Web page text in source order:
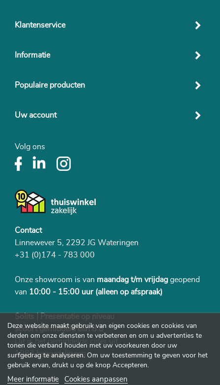
Klantenservice
Informatie
Populaire producten
Uw account
Volg ons
Contact
Linnewever 5, 2292 JG Wateringen
+31 (0)174 - 783 000
Onze showroom is van maandag t/m vrijdag geopend
van 10:00 - 15:00 uur (alleen op afspraak)
Solits | Presentatie op niveau
scoort gemiddeld een 8.8
Dit is het gemiddelde cijfer uit
1982 beoordelingen
Deze website maakt gebruik van eigen cookies en cookies van
derden om onze diensten te verbeteren en om u advertenties te
tonen die verband houden met uw voorkeuren door uw
surfgedrag te analyseren. Om uw toestemming te geven voor het
gebruik ervan, drukt u op de knop Accepteren.
Meer informatie Cookies aanpassen